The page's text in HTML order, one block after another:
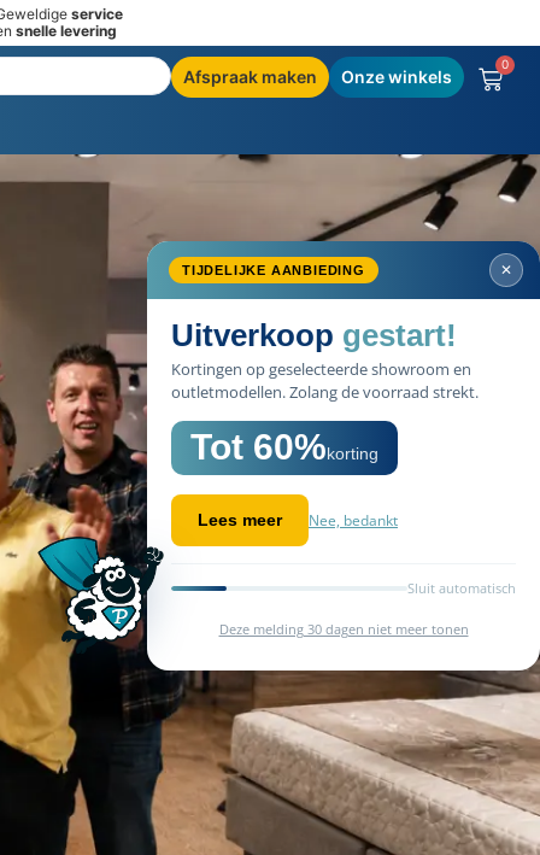
service
snelle levering
Afspraak maken Onze winkels
0
TIJDELIJKE AANBIEDING ✕
Uitverkoop gestart!
Kortingen op geselecteerde showroom en
outletmodellen. Zolang de voorraad strekt.
Tot 60%korting
Lees meer Nee, bedankt
Sluit automatisch
Deze melding 30 dagen niet meer tonen